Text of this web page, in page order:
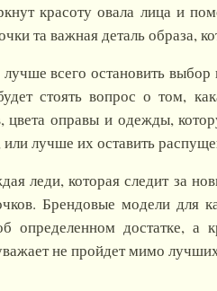
красоту овала лица и
та важная деталь образа,
всего остановить
стоять вопрос о том,
цвета оправы и одежды,
лучше их оставить
леди, которая следит за
Брендовые модели для
определенном достатке, а
не пройдет мимо